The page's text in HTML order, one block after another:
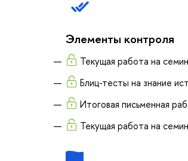
Элементы контроля
Текущая работа на
Блиц-тесты на знание
Итоговая письменная
Текущая работа на